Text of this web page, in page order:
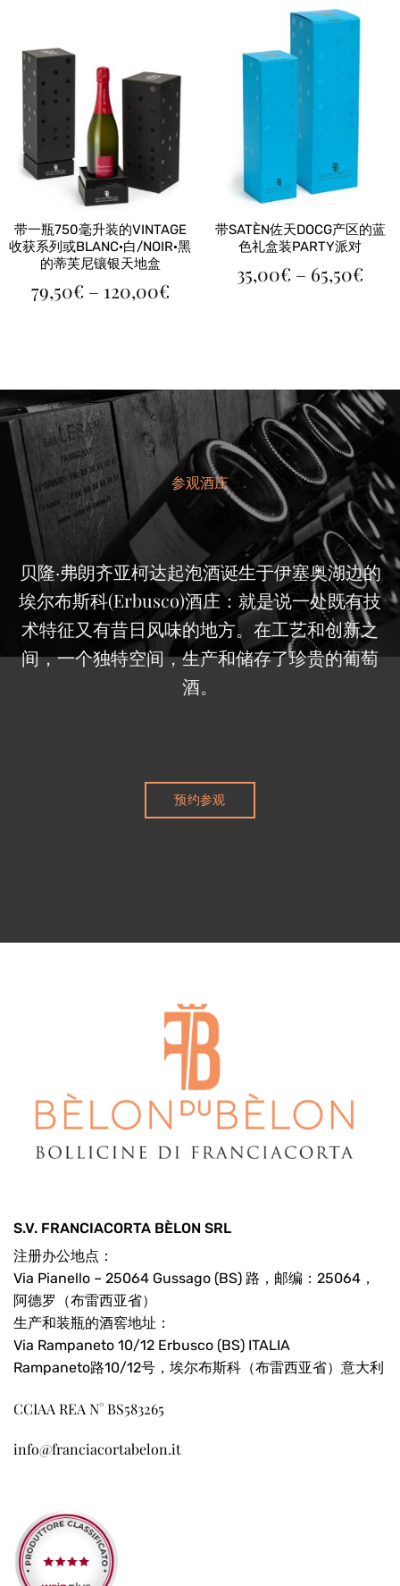
带一瓶750毫升装的VINTAGE
收获系列或BLANC·白/NOIR·黑
的蒂芙尼镶银天地盒
79,50€ – 120,00€价
120,00€
带SATÈN佐天DOCG产区的蓝
色礼盒装PARTY派对
35,00€ – 65,50€
参观酒庄
贝隆·弗朗齐亚柯达起泡酒诞生于伊塞奥湖边的
埃尔布斯科(Erbusco)酒庄：就是说一处既有技
术特征又有昔日风味的地方。在工艺和创新之
间，一个独特空间，生产和储存了珍贵的葡萄
酒。
预约参观
S.V. FRANCIACORTA BÈLON SRL
注册办公地点：
Via Pianello – 25064 Gussago (BS) 路，邮编：25064，
阿德罗（布雷西亚省）
生产和装瓶的酒窖地址：
Via Rampaneto 10/12 Erbusco (BS) ITALIA
Rampaneto路10/12号，埃尔布斯科（布雷西亚省）意大利
CCIAA REA N° BS583265
info@franciacortabelon.it